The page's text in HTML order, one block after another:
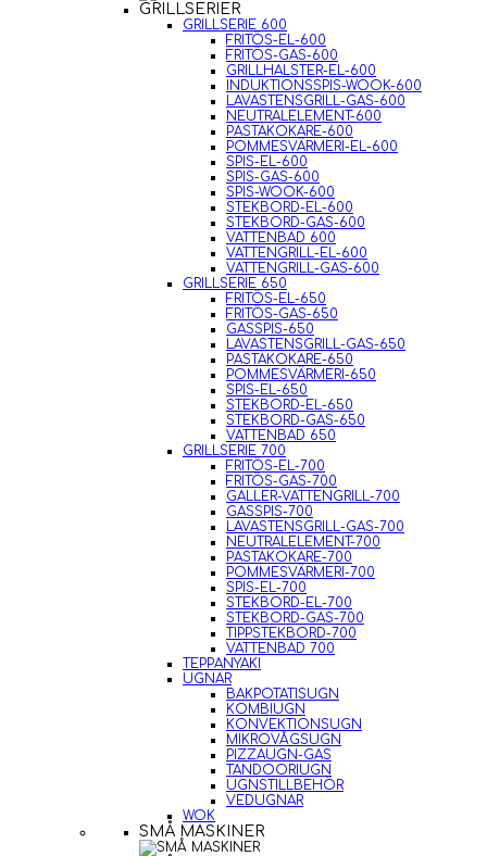
GRILLSERIER
GRILLSERIE 600
FRITÖS-EL-600
FRITÖS-GAS-600
GRILLHALSTER-EL-600
INDUKTIONSSPIS-WOOK-600
LAVASTENSGRILL-GAS-600
NEUTRALELEMENT-600
PASTAKOKARE-600
POMMESVÄRMERI-EL-600
SPIS-EL-600
SPIS-GAS-600
SPIS-WOOK-600
STEKBORD-EL-600
STEKBORD-GAS-600
VATTENBAD 600
VATTENGRILL-EL-600
VATTENGRILL-GAS-600
GRILLSERIE 650
FRITÖS-EL-650
FRITÖS-GAS-650
GASSPIS-650
LAVASTENSGRILL-GAS-650
PASTAKOKARE-650
POMMESVÄRMERI-650
SPIS-EL-650
STEKBORD-EL-650
STEKBORD-GAS-650
VATTENBAD 650
GRILLSERIE 700
FRITÖS-EL-700
FRITÖS-GAS-700
GALLER-VATTENGRILL-700
GASSPIS-700
LAVASTENSGRILL-GAS-700
NEUTRALELEMENT-700
PASTAKOKARE-700
POMMESVÄRMERI-700
SPIS-EL-700
STEKBORD-EL-700
STEKBORD-GAS-700
TIPPSTEKBORD-700
VATTENBAD 700
TEPPANYAKI
UGNAR
BAKPOTATISUGN
KOMBIUGN
KONVEKTIONSUGN
MIKROVÅGSUGN
PIZZAUGN-GAS
TANDOORIUGN
UGNSTILLBEHÖR
VEDUGNAR
WOK
SMÅ MASKINER